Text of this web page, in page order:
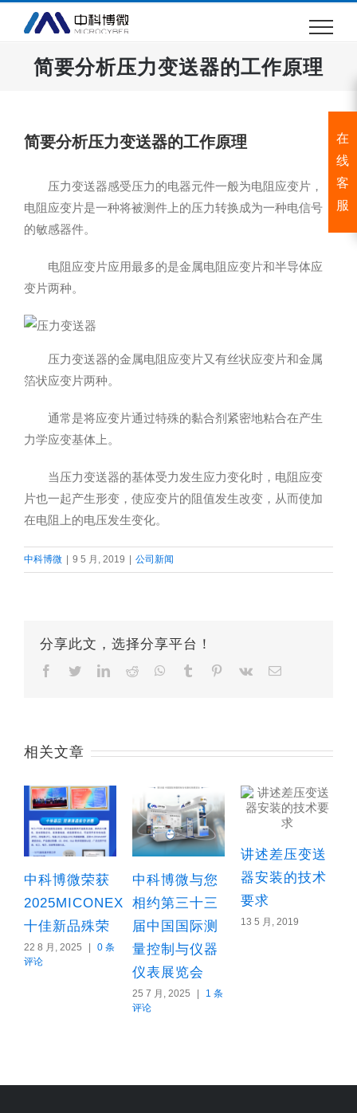
简要分析压力变送器的工作原理
简要分析压力变送器的工作原理
压力变送器感受压力的电器元件一般为电阻应变片，
电阻应变片是一种将被测件上的压力转换成为一种电信号
的敏感器件。
电阻应变片应用最多的是金属电阻应变片和半导体应
变片两种。
压力变送器的金属电阻应变片又有丝状应变片和金属
箔状应变片两种。
通常是将应变片通过特殊的黏合剂紧密地粘合在产生
力学应变基体上。
当压力变送器的基体受力发生应力变化时，电阻应变
片也一起产生形变，使应变片的阻值发生改变，从而使加
在电阻上的电压发生变化。
中科博微 9 5 月, 2019 公司新闻
分享此文，选择分享平台！
Facebook
TwitterLinkedIn
Reddit Whatsapp
Tumblr Pinterest
Vk Email
相关文章
中科博微荣获
2025MICONEX
十佳新品殊荣
22 8 月, 2025 |
0 条
评论
中科博微与您
相约第三十三
届中国国际测
量控制与仪器
仪表展览会
25 7 月, 2025 |
1 条
评论
讲述差压变送
器安装的技术
要求
13 5 月, 2019
在
线
客
服